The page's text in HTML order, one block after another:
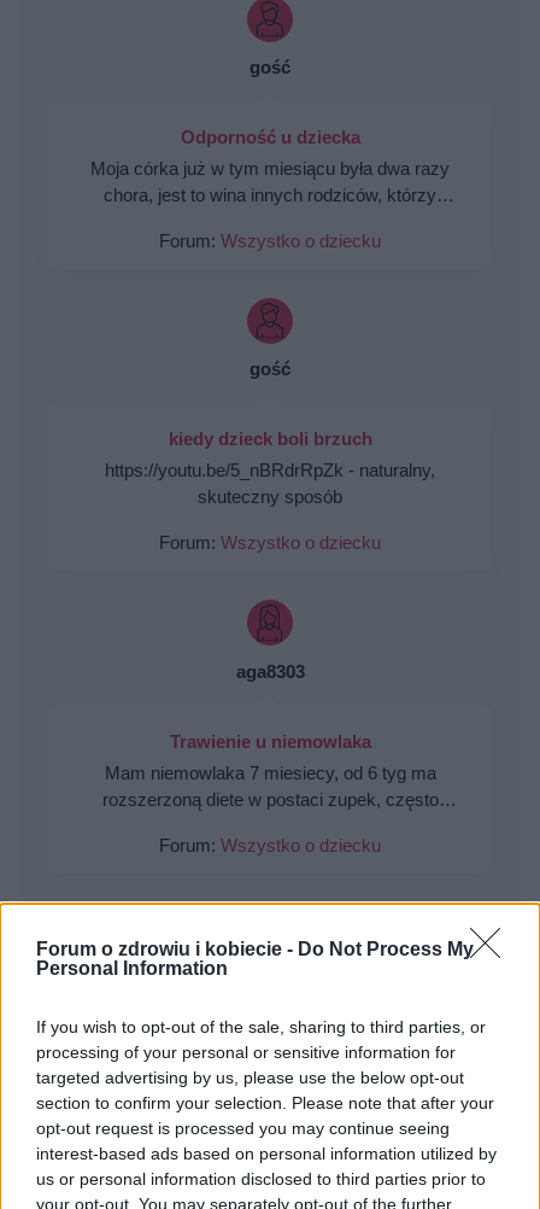
Forum o zdrowiu i kobiecie - Do Not Process My
Personal Information
If you wish to opt-out of the sale, sharing to third parties, or
processing of your personal or sensitive information for
targeted advertising by us, please use the below opt-out
section to confirm your selection. Please note that after your
opt-out request is processed you may continue seeing
interest-based ads based on personal information utilized by
us or personal information disclosed to third parties prior to
your opt-out. You may separately opt-out of the further
gość
Odporność u dziecka
Moja córka już w tym miesiącu była dwa razy
chora, jest to wina innych rodziców, którzy
Jak mogę podnieść odporność mojej córki tak
Forum: Wszystko o dziecku
gość
kiedy dzieck boli brzuch
https://youtu.be/5_nBRdrRpZk - naturalny,
skuteczny sposób
Forum: Wszystko o dziecku
aga8303
Trawienie u niemowlaka
Mam niemowlaka 7 miesiecy, od 6 tyg ma
rozszerzoną diete w postaci zupek, często
są one calkiem przetworzone tak na pół jakby,
ogóle nie brudzi, nie przetrawiona część zupki ,
bolow brzuszka, dziecko urodziło sie w 34 tyg
Forum: Wszystko o dziecku
dlaczego dziecko się moczy?
co może być tego przyczyną że 6 latka się
moczy w nocy? Czy to może być spowodowane
stresem?
Forum:Wszystko o dziecku